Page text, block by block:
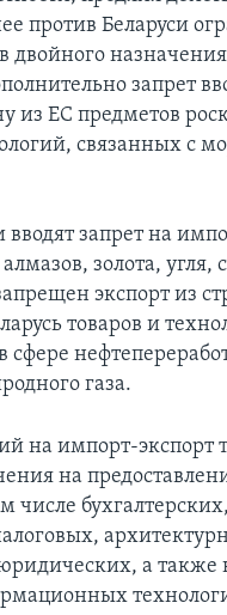
против Беларуси
двойного
запрет
из ЕС предметов
связанных с
запрет на
золота, угля,
экспорт из
товаров и
сфере
газа.
на импорт-экспорт
на
числе бухгалтерских,
а также